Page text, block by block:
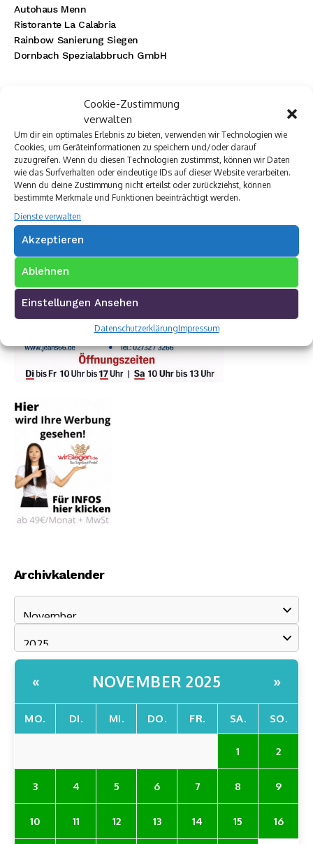
Cookie-Zustimmung
verwalten
Um dir ein optimales Erlebnis zu bieten, verwenden wir Technologien wie
Cookies, um Geräteinformationen zu speichern und/oder darauf
zuzugreifen. Wenn du diesen Technologien zustimmst, können wir Daten
wie das Surfverhalten oder eindeutige IDs auf dieser Website verarbeiten.
Wenn du deine Zustimmung nicht erteilst oder zurückziehst, können
bestimmte Merkmale und Funktionen beeinträchtigt werden.
Dienste verwalten
Akzeptieren
Ablehnen
Einstellungen Ansehen
DatenschutzerklärungImpressum
Autohaus Menn
Ristorante La Calabria
Rainbow Sanierung Siegen
Dornbach Spezialabbruch GmbH
Archivkalender
« NOVEMBER 2025 »
MO. DI. MI. DO. FR. SA. SO.
1 2
3 4 5 6 7 8 9
10 11 12 13 14 15 16